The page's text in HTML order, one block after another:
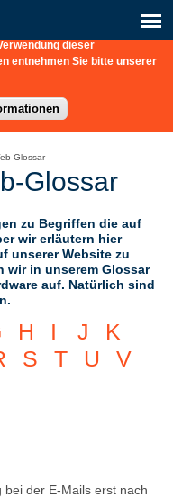
(Matomo) und eingebettet
dieser
entnehmen Sie bitte unserer
Schreiben Sie uns hier!
Glossar
Glossar
zu Begriffen die auf
wir erläutern hier
unserer Website zu
wir in unserem Glossar
auf. Natürlich sind
H I J
K
S T U
V
der E-Mails erst nach